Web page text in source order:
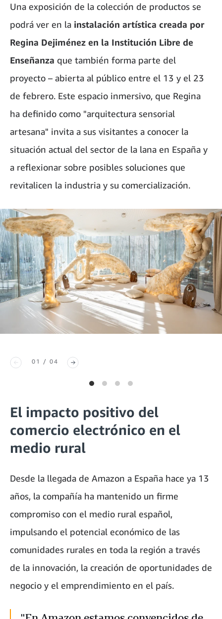
Una exposición de la colección de productos se
podrá ver en la instalación artística creada por
Regina Dejiménez en la Institución Libre de
Enseñanza que también forma parte del
proyecto – abierta al público entre el 13 y el 23
de febrero. Este espacio inmersivo, que Regina
ha definido como "arquitectura sensorial
artesana" invita a sus visitantes a conocer la
situación actual del sector de la lana en España y
a reflexionar sobre posibles soluciones que
revitalicen la industria y su comercialización.
01 / 04
El impacto positivo del
comercio electrónico en el
medio rural
Desde la llegada de Amazon a España hace ya 13
años, la compañía ha mantenido un firme
compromiso con el medio rural español,
impulsando el potencial económico de las
comunidades rurales en toda la región a través
de la innovación, la creación de oportunidades de
negocio y el emprendimiento en el país.